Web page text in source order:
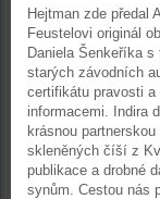
Hejtman zde předal
Feustelovi originál
Daniela Šenkeříka s
starých závodních
certifikátu pravosti a
informacemi. Indira
krásnou
skleněných číší z
publikace a drobné
synům. Cestou nás